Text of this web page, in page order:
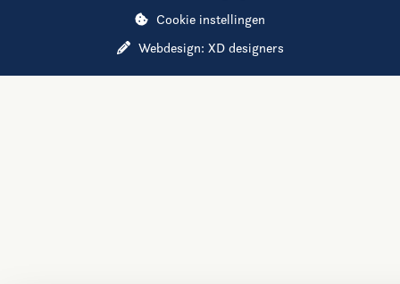
Cookie instellingen
Webdesign: XD designers